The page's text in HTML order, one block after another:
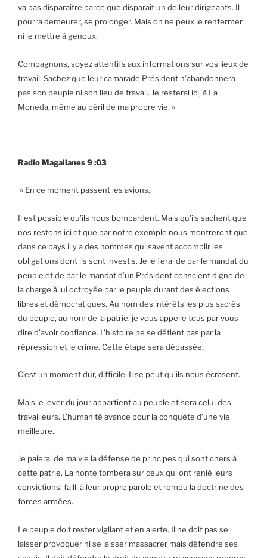
va pas disparaître parce que disparaît un de leur dirigeants. Il
pourra demeurer, se prolonger. Mais on ne peux le renfermer
ni le mettre à genoux.
Compagnons, soyez attentifs aux informations sur vos lieux de
travail. Sachez que leur camarade Président n’abandonnera
pas son peuple ni son lieu de travail. Je resterai ici, à La
Moneda, même au péril de ma propre vie. »
Radio Magallanes 9 :03
» En ce moment passent les avions.
Il est possible qu’ils nous bombardent. Mais qu’ils sachent que
nos restons ici et que par notre exemple nous montreront que
dans ce pays il y a des hommes qui savent accomplir les
obligations dont ils sont investis. Je le ferai de par le mandat du
peuple et de par le mandat d’un Président conscient digne de
la charge à lui octroyée par le peuple durant des élections
libres et démocratiques. Au nom des intérêts les plus sacrés
du peuple, au nom de la patrie, je vous appelle tous par vous
dire d’avoir confiance. L’histoire ne se détient pas par la
répression et le crime. Cette étape sera dépassée.
C’est un moment dur, difficile. Il se peut qu’ils nous écrasent.
Mais le lever du jour appartient au peuple et sera celui des
travailleurs. L’humanité avance pour la conquête d’une vie
meilleure.
Je paierai de ma vie la défense de principes qui sont chers à
cette patrie. La honte tombera sur ceux qui ont renié leurs
convictions, failli à leur propre parole et rompu la doctrine des
forces armées.
Le peuple doit rester vigilant et en alerte. Il ne doit pas se
laisser provoquer ni se laisser massacrer mais défendre ses